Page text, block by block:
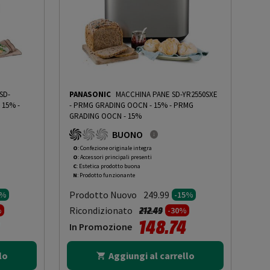
15%-
da
PANASONIC MACCHINA PANE SD-YR2550SXE
- PRMG GRADING OOCN - 15%- PRMG
GRADING OOCN - 15%
BUONO
O: Confezione originale integra
O: Accessori principali presenti
C: Estetica prodotto buona
N: Prodotto funzionante
Prodotto Nuovo 249.99 -15%
Ricondizionato Prezzo ridotto da
212.49a-30%
In Promozione 148.74
Aggiungi al carrello